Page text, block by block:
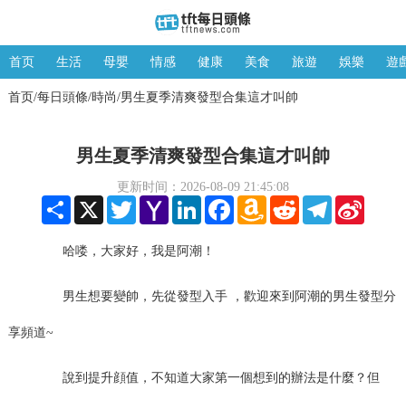
首页 生活 母嬰 情感 健康 美食 旅遊 娛樂 遊
首页/每日頭條/時尚/男生夏季清爽發型合集這才叫帥
男生夏季清爽發型合集這才叫帥
更新时间：2026-08-09 21:45:08
Share X TwitterYahoo
Mail
LinkedInFacebookAmazon
Wish
RedditTelegramSina
哈喽，大家好，我是阿潮！
男生想要變帥，先從發型入手 ，歡迎來到阿潮的男生發型分
享頻道~
說到提升顔值，不知道大家第一個想到的辦法是什麼？但